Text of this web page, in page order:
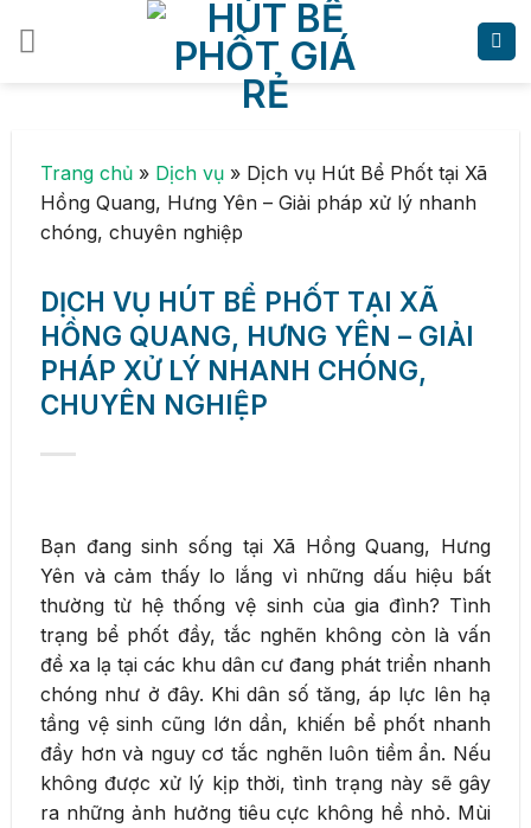
Trang chủ » Dịch vụ » Dịch vụ Hút Bể Phốt tại Xã
Hồng Quang, Hưng Yên – Giải pháp xử lý nhanh
chóng, chuyên nghiệp
DỊCH VỤ HÚT BỂ PHỐT TẠI XÃ
HỒNG QUANG, HƯNG YÊN – GIẢI
PHÁP XỬ LÝ NHANH CHÓNG,
CHUYÊN NGHIỆP
Bạn đang sinh sống tại Xã Hồng Quang, Hưng
Yên và cảm thấy lo lắng vì những dấu hiệu bất
thường từ hệ thống vệ sinh của gia đình? Tình
trạng bể phốt đầy, tắc nghẽn không còn là vấn
đề xa lạ tại các khu dân cư đang phát triển nhanh
chóng như ở đây. Khi dân số tăng, áp lực lên hạ
tầng vệ sinh cũng lớn dần, khiến bể phốt nhanh
đầy hơn và nguy cơ tắc nghẽn luôn tiềm ẩn. Nếu
không được xử lý kịp thời, tình trạng này sẽ gây
ra những ảnh hưởng tiêu cực không hề nhỏ. Mùi